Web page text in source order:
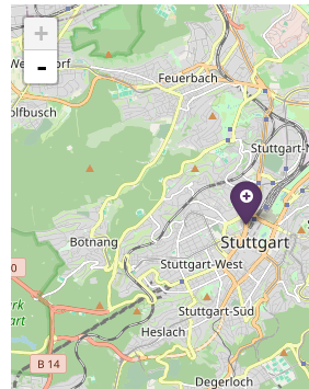
+
-